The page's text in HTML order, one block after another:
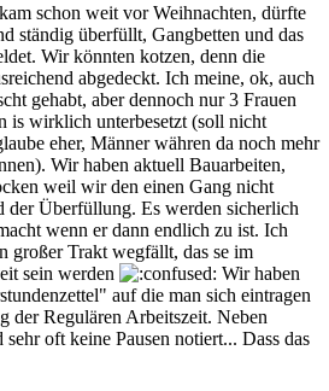
schon weit vor Weihnachten, dürfte
ständig überfüllt, Gangbetten und das
Wir könnten kotzen, denn die
abgedeckt. Ich meine, ok, auch
gehabt, aber dennoch nur 3 Frauen
is wirklich unterbesetzt (soll nicht
eher, Männer währen da noch mehr
Wir haben aktuell Bauarbeiten,
weil wir den einen Gang nicht
der Überfüllung. Es werden sicherlich
wenn er dann endlich zu ist. Ich
großer Trakt wegfällt, das se im
sein werden
Wir haben
auf die man sich eintragen
der Regulären Arbeitszeit. Neben
oft keine Pausen notiert... Dass das